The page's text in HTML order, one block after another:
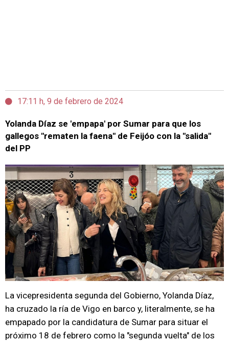
17:11 h, 9 de febrero de 2024
Yolanda Díaz se 'empapa' por Sumar para que los
gallegos "rematen la faena" de Feijóo con la "salida"
del PP
La vicepresidenta segunda del Gobierno, Yolanda Díaz,
ha cruzado la ría de Vigo en barco y, literalmente, se ha
empapado por la candidatura de Sumar para situar el
próximo 18 de febrero como la "segunda vuelta" de los